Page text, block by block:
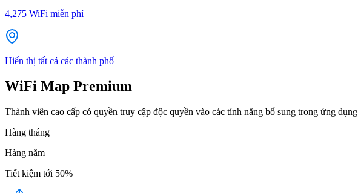
4,275 WiFi miễn phí
Hiển thị tất cả các thành phố
WiFi Map Premium
Thành viên cao cấp có quyền truy cập độc quyền vào các tính năng bổ sung trong ứng dụng
Hàng tháng
Hàng năm
Tiết kiệm tới 50%